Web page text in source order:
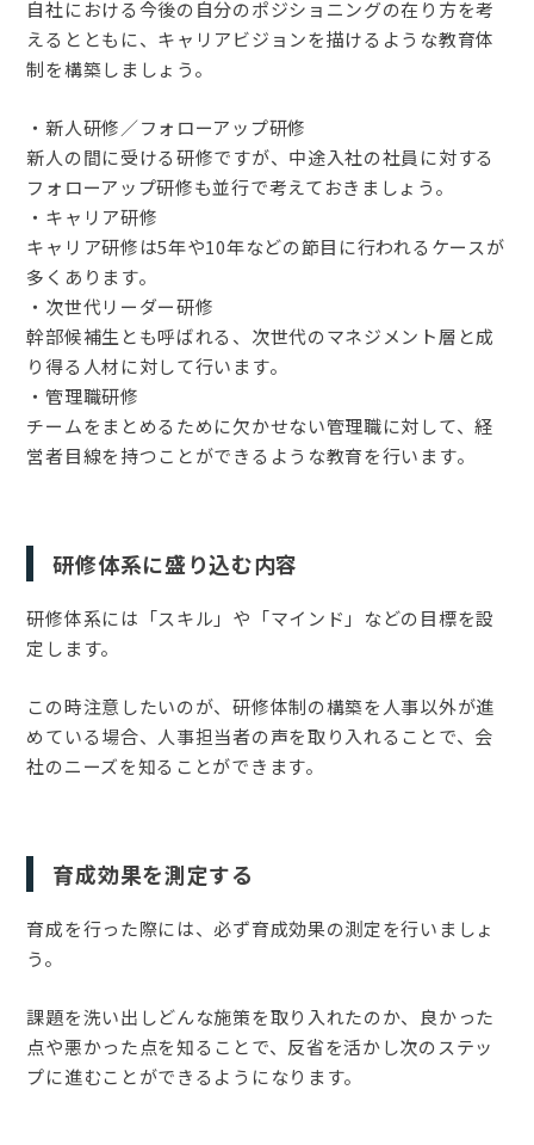
自社における今後の自分のポジショニングの在り方を考
えるとともに、キャリアビジョンを描けるような教育体
制を構築しましょう。
・新人研修／フォローアップ研修
新人の間に受ける研修ですが、中途入社の社員に対する
フォローアップ研修も並行で考えておきましょう。
・キャリア研修
キャリア研修は5年や10年などの節目に行われるケースが
多くあります。
・次世代リーダー研修
幹部候補生とも呼ばれる、次世代のマネジメント層と成
り得る人材に対して行います。
・管理職研修
チームをまとめるために欠かせない管理職に対して、経
営者目線を持つことができるような教育を行います。
研修体系に盛り込む内容
研修体系には「スキル」や「マインド」などの目標を設
定します。
この時注意したいのが、研修体制の構築を人事以外が進
めている場合、人事担当者の声を取り入れることで、会
社のニーズを知ることができます。
育成効果を測定する
育成を行った際には、必ず育成効果の測定を行いましょ
う。
課題を洗い出しどんな施策を取り入れたのか、良かった
点や悪かった点を知ることで、反省を活かし次のステッ
プに進むことができるようになります。